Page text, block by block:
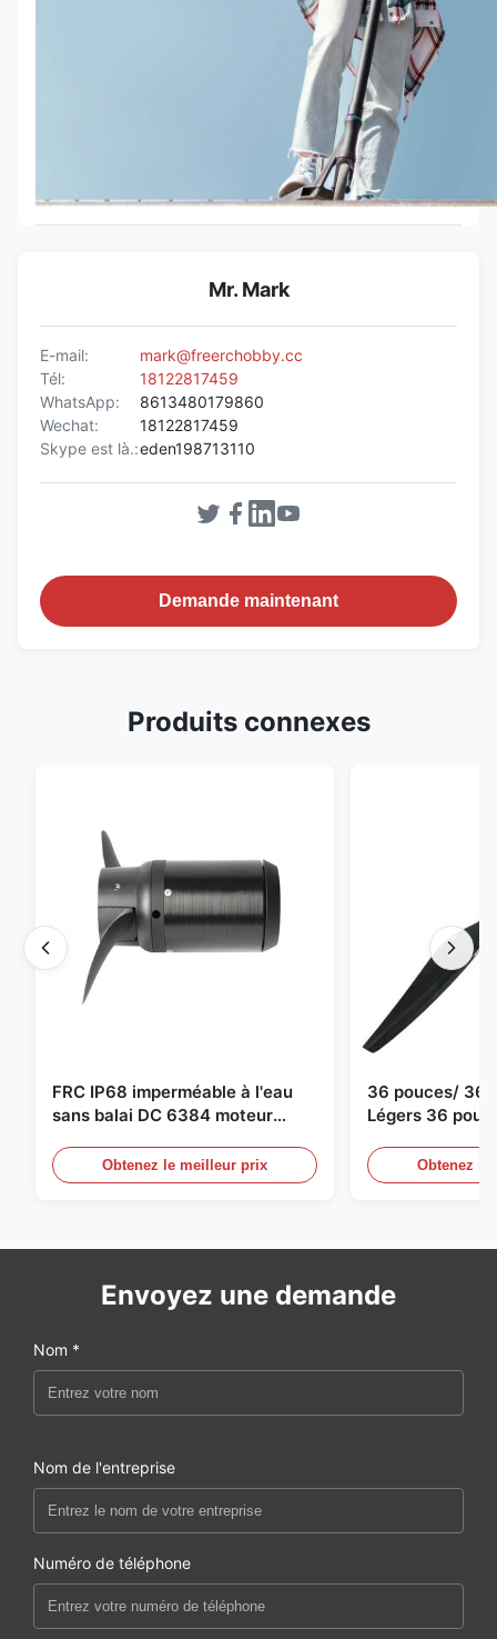
Mr. Mark
E-mail:
mark@freerchobby.cc
Tél:
18122817459
WhatsApp:
8613480179860
Wechat:
18122817459
Skype est là.:eden198713110
Demande maintenant
Produits connexes
FRC IP68 imperméable à l'eau
sans balai DC 6384 moteur
bateau de surf Propulseur sous-
marin
Obtenez le meilleur prix
36 pouces/
Légers 36
moteur deObtenez
Envoyez une demande
Nom *
Nom de l'entreprise
Numéro de téléphone